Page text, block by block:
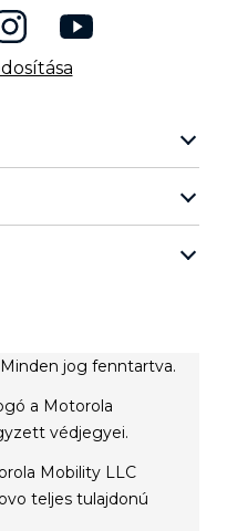
jog fenntartva.
a Motorola
védjegyei.
Mobility LLC
teljes tulajdonú